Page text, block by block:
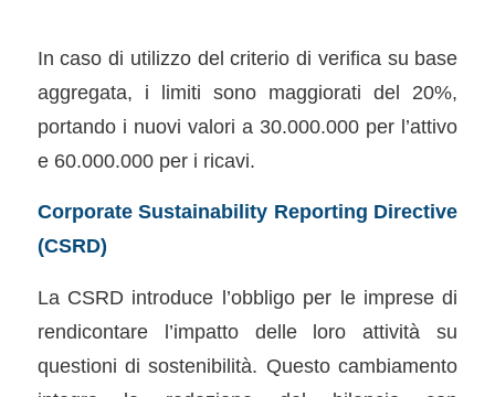
In caso di utilizzo del criterio di verifica su base
aggregata, i limiti sono maggiorati del 20%,
portando i nuovi valori a 30.000.000 per l’attivo
e 60.000.000 per i ricavi.
Corporate Sustainability Reporting Directive
(CSRD)
La CSRD introduce l’obbligo per le imprese di
rendicontare l’impatto delle loro attività su
questioni di sostenibilità. Questo cambiamento